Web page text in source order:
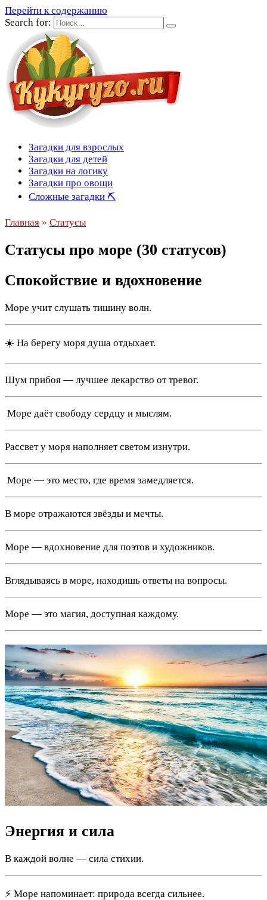
Перейти к содержанию
Search for:
Загадки для взрослых
Загадки для детей
Загадки на логику
Загадки про овощи
Сложные загадки ⛏
Главная » Статусы
Статусы про море (30 статусов)
Спокойствие и вдохновение
Море учит слушать тишину волн.
☀️ На берегу моря душа отдыхает.
Шум прибоя — лучшее лекарство от тревог.
️ Море даёт свободу сердцу и мыслям.
Рассвет у моря наполняет светом изнутри.
️ Море — это место, где время замедляется.
В море отражаются звёзды и мечты.
Море — вдохновение для поэтов и художников.
Вглядываясь в море, находишь ответы на вопросы.
Море — это магия, доступная каждому.
Энергия и сила
В каждой волне — сила стихии.
⚡ Море напоминает: природа всегда сильнее.